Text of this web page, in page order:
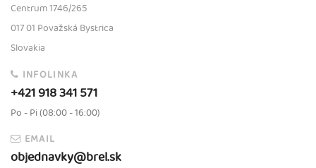
Centrum 1746/265
017 01 Považská Bystrica
Slovakia
INFOLINKA
+421 918 341 571
Po - Pi (08:00 - 16:00)
EMAIL
objednavky@brel.sk